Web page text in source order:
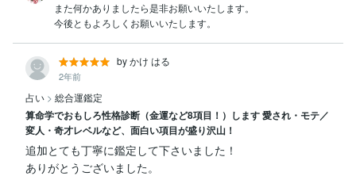
また何かありましたら是非お願いいたします。
今後ともよろしくお願いいたします。
by かけ はる
2年前
占い > 総合運鑑定
算命学でおもしろ性格診断（金運など8項目！）します 愛され・モテ／
変人・奇才レベルなど、面白い項目が盛り沢山！
追加とても丁寧に鑑定して下さいました！
ありがとうございました。